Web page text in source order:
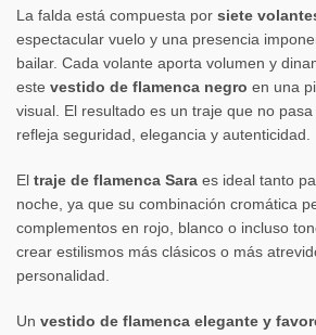
La falda está compuesta por siete
espectacular vuelo y una presencia
bailar. Cada volante aporta volumen y
este vestido de flamenca negro en una
visual. El resultado es un traje que no
refleja seguridad, elegancia y autenticidad.
El traje de flamenca Sara es ideal tanto
noche, ya que su combinación cromática
complementos en rojo, blanco o incluso
crear estilismos más clásicos o más
personalidad.
Un vestido de flamenca elegante y